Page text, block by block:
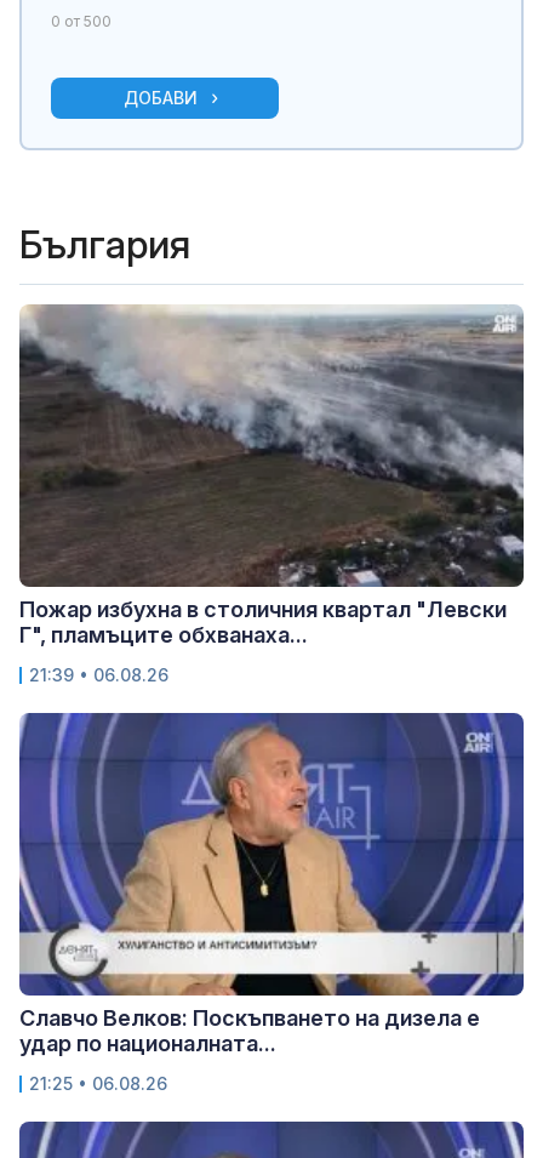
0 от 500
ДОБАВИ
България
Пожар избухна в столичния квартал "Левски
Г", пламъците обхванаха...
21:39 • 06.08.26
Славчо Велков: Поскъпването на дизела е
удар по националната...
21:25 • 06.08.26